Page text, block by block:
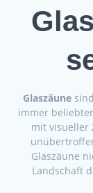
Glaszäune
immer
mit visueller
Glaszäune
Landschaft